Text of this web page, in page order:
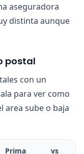
aseguradora
distinta aunque
postal
con un
para ver como
area sube o baja
Prima vs